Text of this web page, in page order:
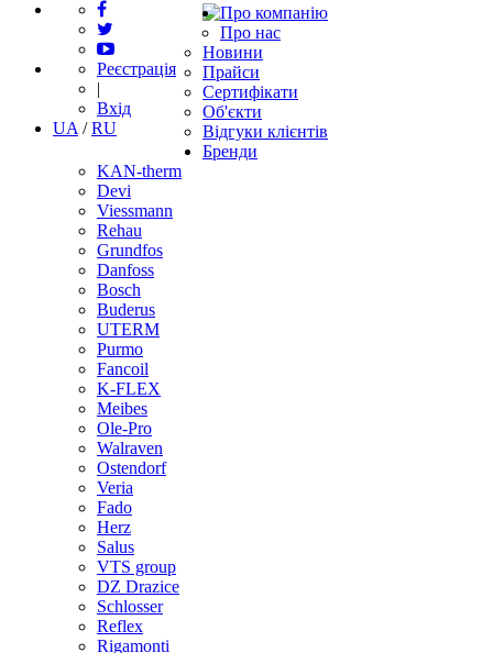
Реєстрація
|
Вхід
UA /RU
Про компанію
Про нас
Новини
Прайси
Сертифікати
Об'єкти
Відгуки клієнтів
Бренди
KAN-therm
Devi
Viessmann
Rehau
Grundfos
Danfoss
Bosch
Buderus
UTERM
Purmo
Fancoil
K-FLEX
Meibes
Ole-Pro
Walraven
Ostendorf
Veria
Fado
Herz
Salus
VTS group
DZ Drazice
Schlosser
Reflex
Rigamonti